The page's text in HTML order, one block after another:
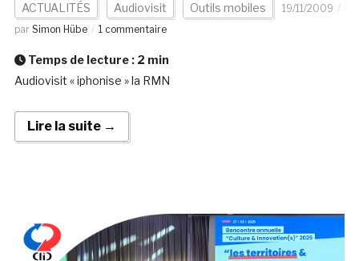
ACTUALITÉS Audiovisit Outils mobiles
19/11/2009
par Simon Hübe 1 commentaire
Temps de lecture : 2 min
Audiovisit « iphonise » la RMN
Lire la suite →